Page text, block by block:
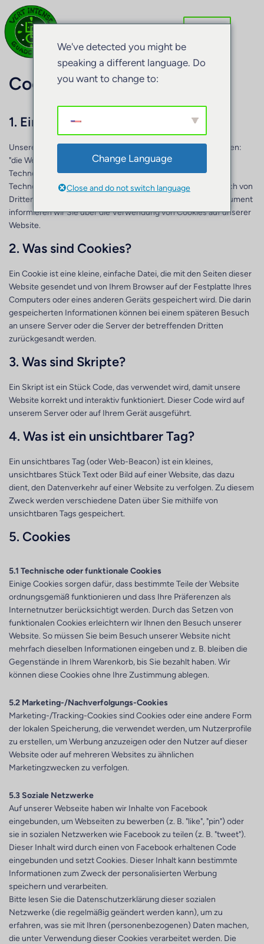
Cookie-Richtlinie (EU)
1. Einleitung
Unsere Website,
(im Folgenden:
"die Website") verwendet Cookies und andere verwandte
Technologien (der Einfachheit halber werden alle diese
Technologien als "Cookies" bezeichnet). Cookies werden auch von
Dritten platziert, die wir beauftragt haben. Im folgenden Dokument
informieren wir Sie über die Verwendung von Cookies auf unserer
Website.
2. Was sind Cookies?
Ein Cookie ist eine kleine, einfache Datei, die mit den Seiten dieser
Website gesendet und von Ihrem Browser auf der Festplatte Ihres
Computers oder eines anderen Geräts gespeichert wird. Die darin
gespeicherten Informationen können bei einem späteren Besuch
an unsere Server oder die Server der betreffenden Dritten
zurückgesandt werden.
3. Was sind Skripte?
Ein Skript ist ein Stück Code, das verwendet wird, damit unsere
Website korrekt und interaktiv funktioniert. Dieser Code wird auf
unserem Server oder auf Ihrem Gerät ausgeführt.
4. Was ist ein unsichtbarer Tag?
Ein unsichtbares Tag (oder Web-Beacon) ist ein kleines,
unsichtbares Stück Text oder Bild auf einer Website, das dazu
dient, den Datenverkehr auf einer Website zu verfolgen. Zu diesem
Zweck werden verschiedene Daten über Sie mithilfe von
unsichtbaren Tags gespeichert.
5. Cookies
5.1 Technische oder funktionale Cookies
Einige Cookies sorgen dafür, dass bestimmte Teile der Website
ordnungsgemäß funktionieren und dass Ihre Präferenzen als
Internetnutzer berücksichtigt werden. Durch das Setzen von
funktionalen Cookies erleichtern wir Ihnen den Besuch unserer
Website. So müssen Sie beim Besuch unserer Website nicht
mehrfach dieselben Informationen eingeben und z. B. bleiben die
Gegenstände in Ihrem Warenkorb, bis Sie bezahlt haben. Wir
können diese Cookies ohne Ihre Zustimmung ablegen.
5.2 Marketing-/Nachverfolgungs-Cookies
Marketing-/Tracking-Cookies sind Cookies oder eine andere Form
der lokalen Speicherung, die verwendet werden, um Nutzerprofile
zu erstellen, um Werbung anzuzeigen oder den Nutzer auf dieser
Website oder auf mehreren Websites zu ähnlichen
Marketingzwecken zu verfolgen.
5.3 Soziale Netzwerke
Auf unserer Webseite haben wir Inhalte von Facebook
eingebunden, um Webseiten zu bewerben (z. B. "like", "pin") oder
sie in sozialen Netzwerken wie Facebook zu teilen (z. B. "tweet").
Dieser Inhalt wird durch einen von Facebook erhaltenen Code
eingebunden und setzt Cookies. Dieser Inhalt kann bestimmte
Informationen zum Zweck der personalisierten Werbung
speichern und verarbeiten.
Bitte lesen Sie die Datenschutzerklärung dieser sozialen
Netzwerke (die regelmäßig geändert werden kann), um zu
erfahren, was sie mit Ihren (personenbezogenen) Daten machen,
die unter Verwendung dieser Cookies verarbeitet werden. Die
We've detected you might be
speaking a different language. Do
you want to change to:
Change Language
Close and do not switch language